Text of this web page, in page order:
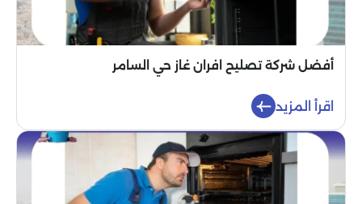
أفضل شركة تصليح افران غاز حي السامر
اقرأ المزيد